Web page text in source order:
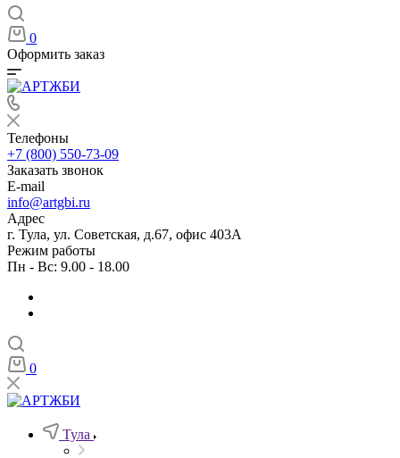
0
Оформить заказ
Телефоны
+7 (800) 550-73-09
Заказать звонок
E-mail
info@artgbi.ru
Адрес
г. Тула, ул. Советская, д.67, офис 403А
Режим работы
Пн - Вс: 9.00 - 18.00
0
Тула